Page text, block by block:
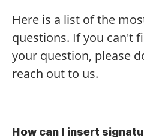
Here is a list of the
questions. If you can't
your question, please
reach out to us.
How can I insert